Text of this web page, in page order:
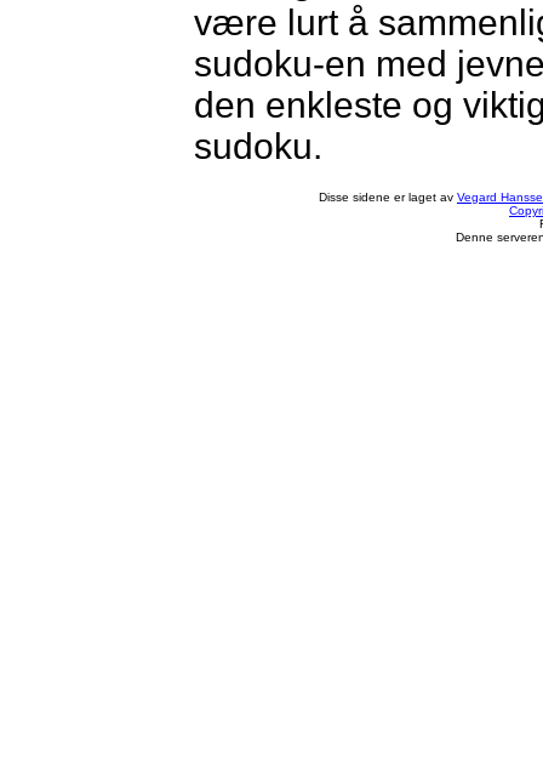
være lurt å
sudoku-en med
den enkleste og
sudoku.
Disse sidene er laget av Vegard
Denne